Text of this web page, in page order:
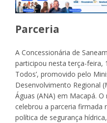
Parceria
A Concessionária de
participou nesta terça-feira,
Todos’, promovido pelo
Desenvolvimento Regional
Águas (ANA) em Macapá.
celebrou a parceria firmada
política de segurança